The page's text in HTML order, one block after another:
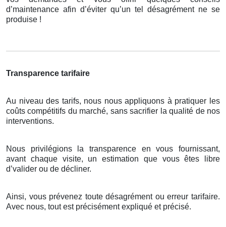
d’maintenance afin d’éviter qu’un tel désagrément ne se
produise !
Transparence tarifaire
Au niveau des tarifs, nous nous appliquons à pratiquer les
coûts compétitifs du marché, sans sacrifier la qualité de nos
interventions.
Nous privilégions la transparence en vous fournissant,
avant chaque visite, un estimation que vous êtes libre
d’valider ou de décliner.
Ainsi, vous prévenez toute désagrément ou erreur tarifaire.
Avec nous, tout est précisément expliqué et précisé.